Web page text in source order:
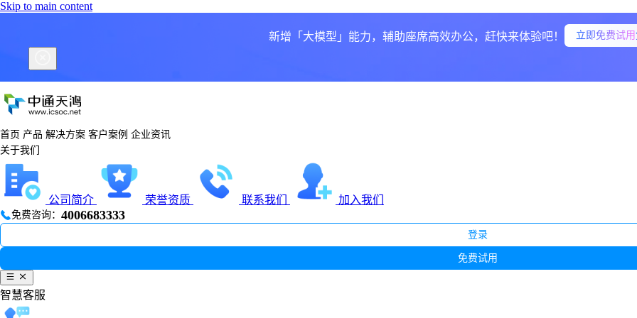
Skip to main content
新增「大模型」能力，辅助座席高效办公，赶快来体验吧！ 立即免费试用
首页 产品 解决方案 客户案例 企业资讯
关于我们
公司简介 荣誉资质 联系我们 加入我们
免费咨询： 4006683333
登录
免费试用
智慧客服